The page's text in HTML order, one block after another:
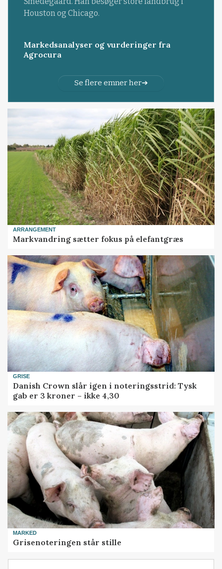
Houston og Chicago.
Markedsanalyser og vurderinger fra
Agrocura
Se flere emner her
ARRANGEMENT
Markvandring sætter fokus på elefantgræs
GRISE
Danish Crown slår igen i noteringsstrid: Tysk
gab er 3 kroner – ikke 4,30
MARKED
Grisenoteringen står stille